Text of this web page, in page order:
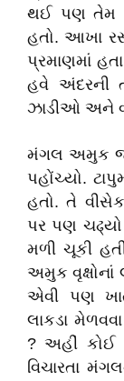
થઈ પણ તેમ
હતો. આખા
પ્રમાણમાં
હવે અંદરની
ઝાડીઓ અને
મંગલ અમુક
પહોંચ્યો.
હતો. તે
પર પણ ચઢ્યો
મળી ચૂકી
અમુક વૃક્ષોનાં
એવી પણ
લાકડા મેળવવા
? અહીં કોઈ
વિચારતા